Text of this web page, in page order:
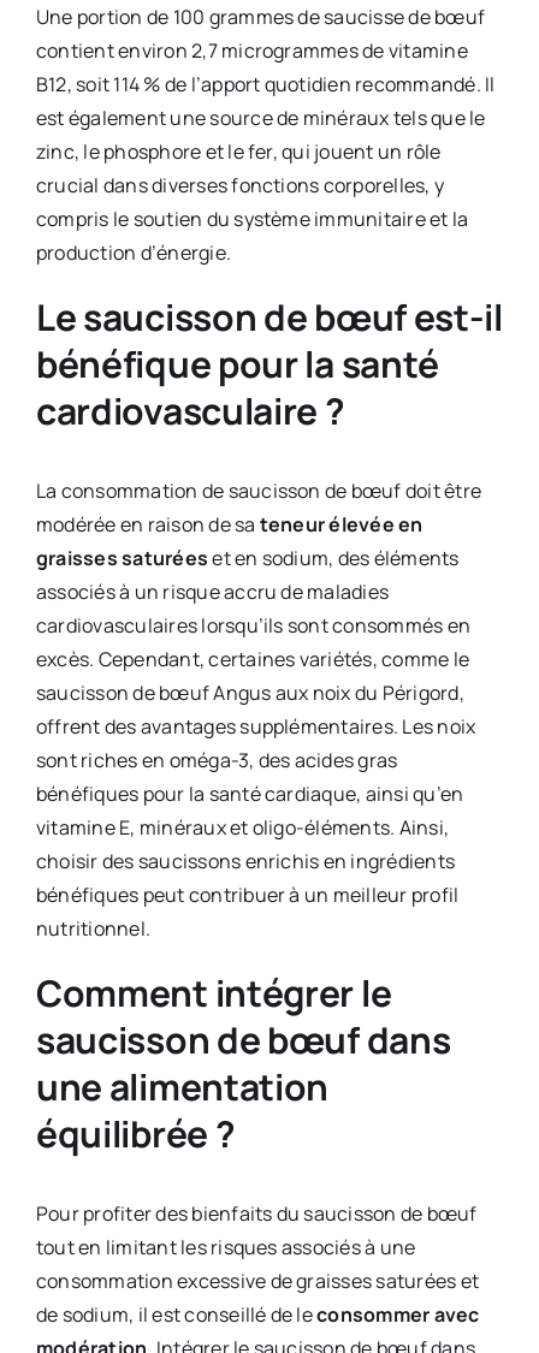
Une portion de 100 grammes de saucisse de bœuf
contient environ 2,7 microgrammes de vitamine
B12, soit 114 % de l’apport quotidien recommandé. Il
est également une source de minéraux tels que le
zinc, le phosphore et le fer, qui jouent un rôle
crucial dans diverses fonctions corporelles, y
compris le soutien du système immunitaire et la
production d’énergie.​
Le saucisson de bœuf est-il
bénéfique pour la santé
cardiovasculaire ?
La consommation de saucisson de bœuf doit être
modérée en raison de sa teneur élevée en
graisses saturéeset en sodium, des éléments
associés à un risque accru de maladies
cardiovasculaires lorsqu’ils sont consommés en
excès. Cependant, certaines variétés, comme le
saucisson de bœuf Angus aux noix du Périgord,
offrent des avantages supplémentaires. Les noix
sont riches en oméga-3, des acides gras
bénéfiques pour la santé cardiaque, ainsi qu’en
vitamine E, minéraux et oligo-éléments. Ainsi,
choisir des saucissons enrichis en ingrédients
bénéfiques peut contribuer à un meilleur profil
nutritionnel.​
Comment intégrer le
saucisson de bœuf dans
une alimentation
équilibrée ?
Pour profiter des bienfaits du saucisson de bœuf
tout en limitant les risques associés à une
consommation excessive de graisses saturées et
de sodium, il est conseillé de leconsommer avec